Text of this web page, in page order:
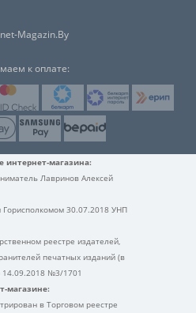
Magazin.By
к оплате:
интернет-магазина:
Лавринов Алексей
Горисполкомом 30.07.2018 УНП
реестре издателей,
печатных изданий (в
14.09.2018 №3/1701
магазине:
в Торговом реестре